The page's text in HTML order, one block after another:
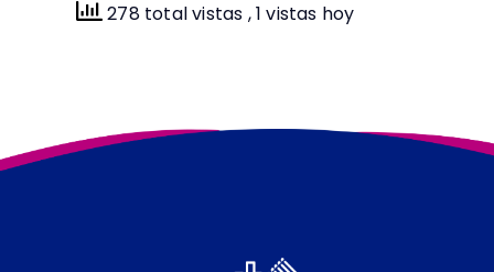
Descargar Aviso de privacidad
278 total vistas , 1 vistas hoy